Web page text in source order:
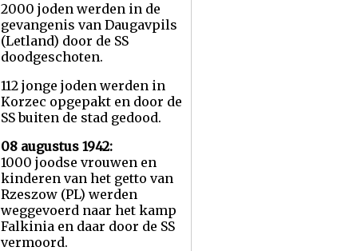
2000 joden werden in de
gevangenis van Daugavpils
(Letland) door de SS
doodgeschoten.
112 jonge joden werden in
Korzec opgepakt en door de
SS buiten de stad gedood.
08 augustus 1942:
1000 joodse vrouwen en
kinderen van het getto van
Rzeszow (PL) werden
weggevoerd naar het kamp
Falkinia en daar door de SS
vermoord.